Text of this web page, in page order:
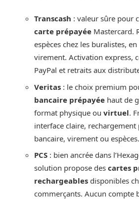
Transcash : valeur sûre pour
carte prépayée Mastercard.
espèces chez les buralistes,
virement. Activation express,
PayPal et retraits aux
Veritas : le choix premium
bancaire prépayée haut de
format physique ou virtuel.
interface claire, rechargement
bancaire, virement ou espèces.
PCS : bien ancrée dans
solution propose des cartes
rechargeables disponibles
commerçants. Aucun compte